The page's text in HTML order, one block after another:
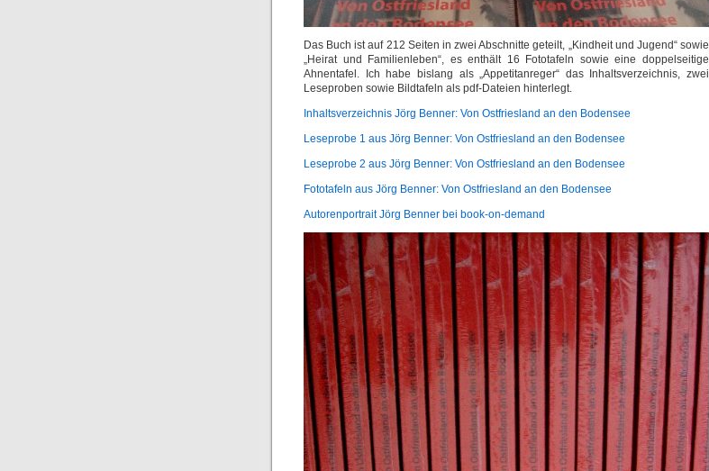
Das Buch ist auf 212 Seiten in zwei Abschnitte geteilt, „Kindheit und Jugend“ sowie
„Heirat und Familienleben“, es enthält 16 Fototafeln sowie eine doppelseitige
Ahnentafel. Ich habe bislang als „Appetitanreger“ das Inhaltsverzeichnis, zwei
Leseproben sowie Bildtafeln als pdf-Dateien hinterlegt.
Inhaltsverzeichnis Jörg Benner: Von Ostfriesland an den Bodensee
Leseprobe 1 aus Jörg Benner: Von Ostfriesland an den Bodensee
Leseprobe 2 aus Jörg Benner: Von Ostfriesland an den Bodensee
Fototafeln aus Jörg Benner: Von Ostfriesland an den Bodensee
Autorenportrait Jörg Benner bei book-on-demand